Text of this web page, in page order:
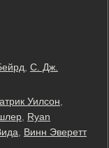
С. Дж.
Уилсон
Ryan
Винн Эверетт